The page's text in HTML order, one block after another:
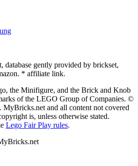
gently provided by brickset,
* affiliate link.
the Minifigure, and the Brick and Knob
of the LEGO Group of Companies. ©
and all content not covered
is, unless otherwise stated.
Lego Fair Play rules.